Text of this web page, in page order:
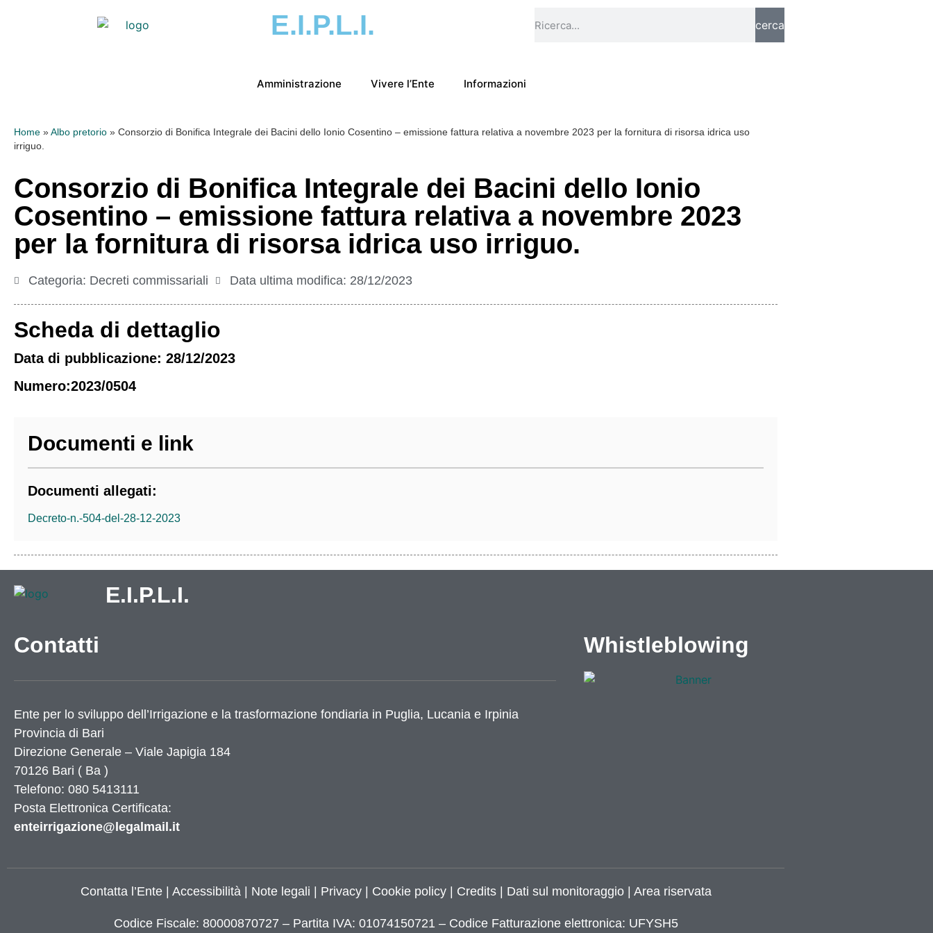
E.I.P.L.I. cerca
Amministrazione Vivere l’Ente Informazioni
Home » Albo pretorio » Consorzio di Bonifica Integrale dei Bacini dello Ionio Cosentino – emissione fattura relativa a novembre 2023 per la fornitura di risorsa idrica uso
irriguo.
Consorzio di Bonifica Integrale dei Bacini dello Ionio
Cosentino – emissione fattura relativa a novembre 2023
per la fornitura di risorsa idrica uso irriguo.
Categoria: Decreti commissariali Data ultima modifica: 28/12/2023
Scheda di dettaglio
Data di pubblicazione: 28/12/2023
Numero:2023/0504
Documenti e link
Documenti allegati:
Decreto-n.-504-del-28-12-2023
E.I.P.L.I.
Contatti
Ente per lo sviluppo dell’Irrigazione e la trasformazione fondiaria in Puglia, Lucania e Irpinia
Provincia di Bari
Direzione Generale – Viale Japigia 184
70126 Bari ( Ba )
Telefono: 080 5413111
Posta Elettronica Certificata:
enteirrigazione@legalmail.it
Whistleblowing
Contatta l’Ente| Accessibilità| Note legali Privacy| Cookie policy| Credits| Dati sul monitoraggio | Area riservata
Codice Fiscale: 80000870727 – Partita IVA: 01074150721 – Codice Fatturazione elettronica: UFYSH5